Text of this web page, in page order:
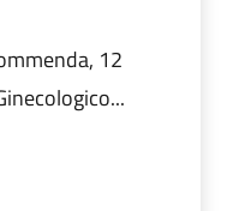
12